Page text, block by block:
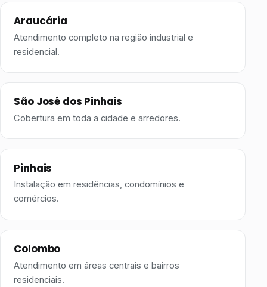
Araucária
Atendimento completo na região industrial e
residencial.
São José dos Pinhais
Cobertura em toda a cidade e arredores.
Pinhais
Instalação em residências, condomínios e
comércios.
Colombo
Atendimento em áreas centrais e bairros
residenciais.